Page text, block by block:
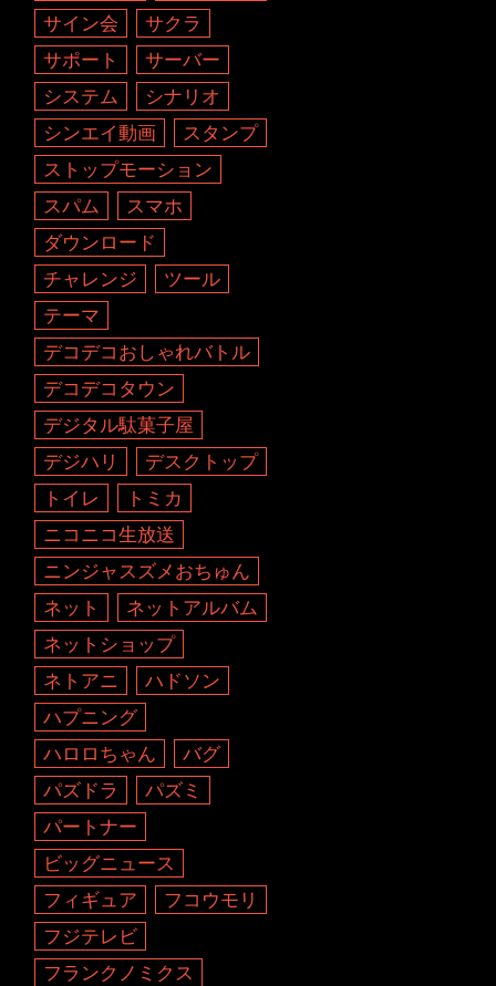
サイン会
サクラ
サポート
サーバー
システム
シナリオ
シンエイ動画
スタンプ
ストップモーション
スパム
スマホ
ダウンロード
チャレンジ
ツール
テーマ
デコデコおしゃれバトル
デコデコタウン
デジタル駄菓子屋
デジハリ
デスクトップ
トイレ
トミカ
ニコニコ生放送
ニンジャスズメおちゅん
ネット
ネットアルバム
ネットショップ
ネトアニ
ハドソン
ハプニング
ハロロちゃん
バグ
パズドラ
パズミ
パートナー
ビッグニュース
フィギュア
フコウモリ
フジテレビ
フランクノミクス